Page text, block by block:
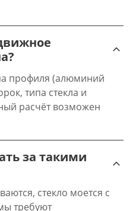
профиля (алюминий
типа стекла и
расчёт возможен
за такими
стекло моется с
требуют